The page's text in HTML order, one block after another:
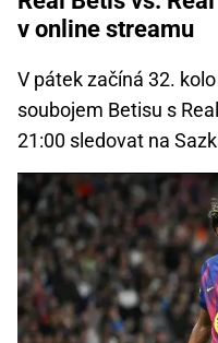
v online streamu
V pátek začíná 32.
soubojem Betisu s
21:00 sledovat na